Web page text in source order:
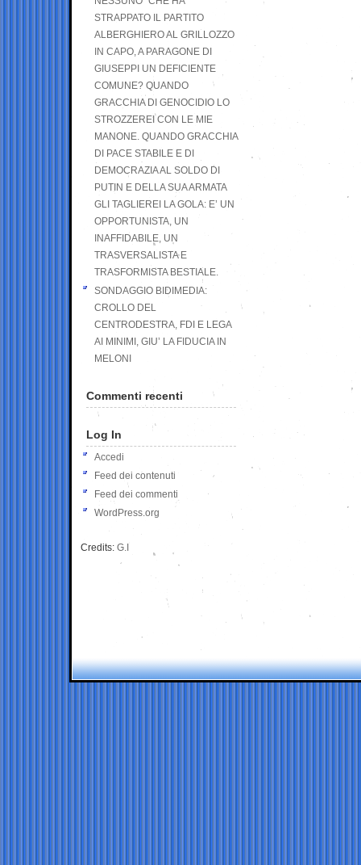
STRAPPATO IL PARTITO
ALBERGHIERO AL GRILLOZZO
IN CAPO, A PARAGONE DI
GIUSEPPI UN DEFICIENTE
COMUNE? QUANDO
GRACCHIA DI GENOCIDIO LO
STROZZEREI CON LE MIE
MANONE. QUANDO GRACCHIA
DI PACE STABILE E DI
DEMOCRAZIA AL SOLDO DI
PUTIN E DELLA SUA ARMATA
GLI TAGLIEREI LA GOLA: E’ UN
OPPORTUNISTA, UN
INAFFIDABILE, UN
TRASVERSALISTA E
TRASFORMISTA BESTIALE.
SONDAGGIO BIDIMEDIA:
CROLLO DEL
CENTRODESTRA, FDI E LEGA
AI MINIMI, GIU’ LA FIDUCIA IN
MELONI
Commenti recenti
Log In
Accedi
Feed dei contenuti
Feed dei commenti
WordPress.org
Credits: G.I